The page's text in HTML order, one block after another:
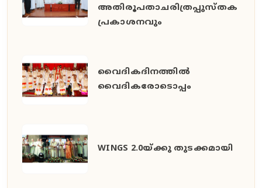
അതിരൂപതാചരിത്രപ്പുസ്തക
പ്രകാശനവും
വൈദികദിനത്തിൽ
വൈദികരോടൊപ്പം
WINGS 2.0യ്ക്കു തുടക്കമായി